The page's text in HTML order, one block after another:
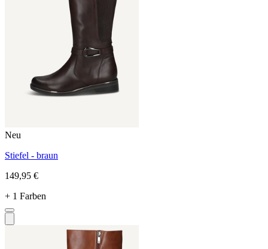
Neu
Stiefel - braun
149,95 €
+ 1 Farben